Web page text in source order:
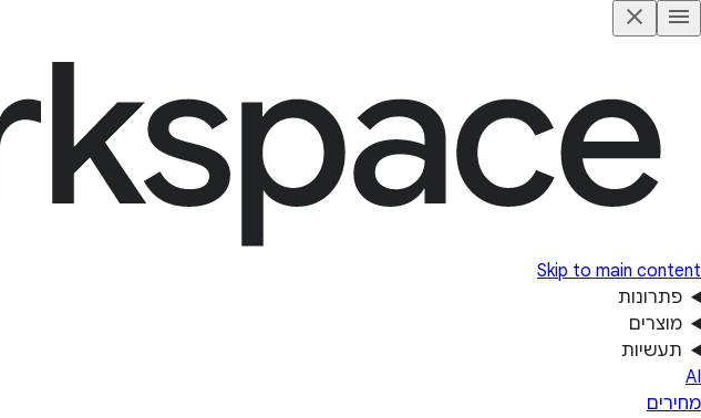
Skip to main content
פתרונות
מוצרים
תעשיות
AI
מחירים